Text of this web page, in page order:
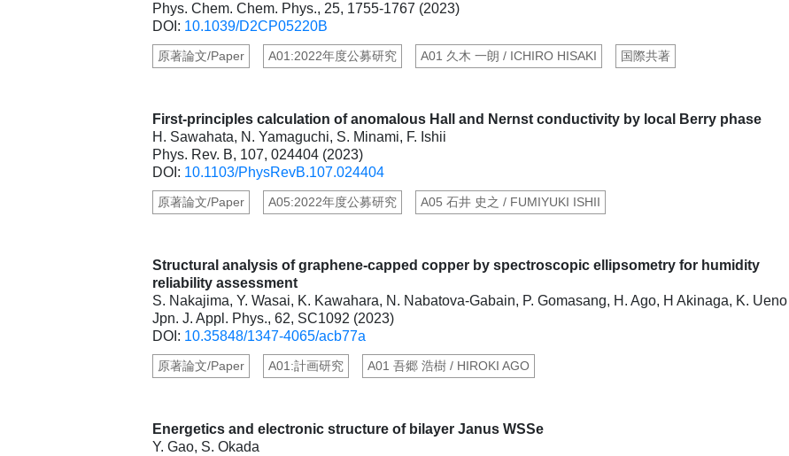
Phys. Chem. Chem. Phys., 25, 1755-1767 (2023)
DOI: 10.1039/D2CP05220B
原著論文/Paper A01:2022年度公募研究 A01 久木 一朗 / ICHIRO HISAKI 国際共著
First-principles calculation of anomalous Hall and Nernst conductivity by local Berry phase
H. Sawahata, N. Yamaguchi, S. Minami, F. Ishii
Phys. Rev. B, 107, 024404 (2023)
DOI: 10.1103/PhysRevB.107.024404
原著論文/Paper A05:2022年度公募研究 A05 石井 史之 / FUMIYUKI ISHII
Structural analysis of graphene-capped copper by spectroscopic ellipsometry for humidity
reliability assessment
S. Nakajima, Y. Wasai, K. Kawahara, N. Nabatova-Gabain, P. Gomasang, H. Ago, H Akinaga, K. Ueno
Jpn. J. Appl. Phys., 62, SC1092 (2023)
DOI: 10.35848/1347-4065/acb77a
原著論文/Paper A01:計画研究 A01 吾郷 浩樹 / HIROKI AGO
Energetics and electronic structure of bilayer Janus WSSe
Y. Gao, S. Okada